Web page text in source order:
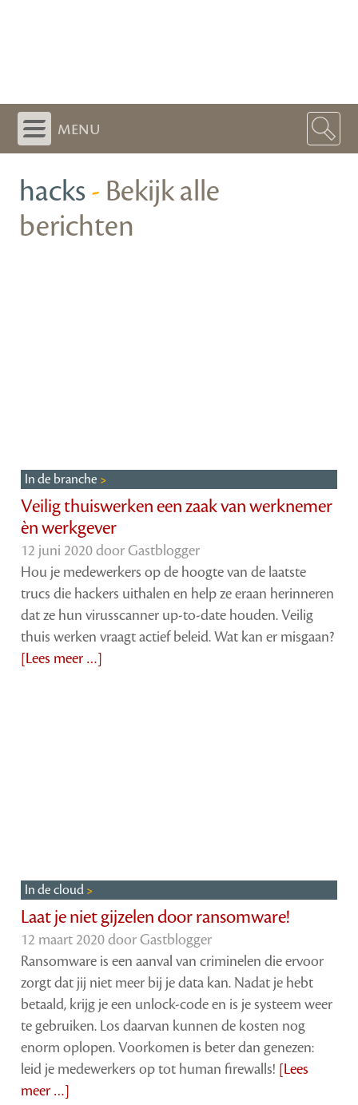
menu
hacks- Bekijk alle
berichten
In de branche
Veilig thuiswerken een zaak van werknemer
èn werkgever
12 juni 2020 doorGastblogger
Hou je medewerkers op de hoogte van de laatste
trucs die hackers uithalen en help ze eraan herinneren
dat ze hun virusscanner up-to-date houden. Veilig
thuis werken vraagt actief beleid. Wat kan er misgaan?
[Lees meer …]
In de cloud
Laat je niet gijzelen door ransomware!
12 maart 2020 doorGastblogger
Ransomware is een aanval van criminelen die ervoor
zorgt dat jij niet meer bij je data kan. Nadat je hebt
betaald, krijg je een unlock-code en is je systeem weer
te gebruiken. Los daarvan kunnen de kosten nog
enorm oplopen. Voorkomen is beter dan genezen:
leid je medewerkers op tot human firewalls! [Lees
meer …]